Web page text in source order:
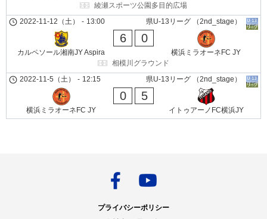
綾瀬スポーツ公園多目的広場
県U-13リーグ （2nd_stage）
2022-11-12（土） - 13:00
カルペソール湘南JY Aspira
6 0
横浜ミラオーネFC JY
相模川グラウンド
県U-13リーグ （2nd_stage）
2022-11-5（土） - 12:15
横浜ミラオーネFC JY
0 5
イトゥアーノFC横浜JY
プライバシーポリシー